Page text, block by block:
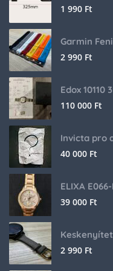
1 990 Ft
Garmin
2 990 Ft
Edox 10110
110 000 Ft
Invicta pro
40 000 Ft
ELIXA
39 000 Ft
2 990 Ft